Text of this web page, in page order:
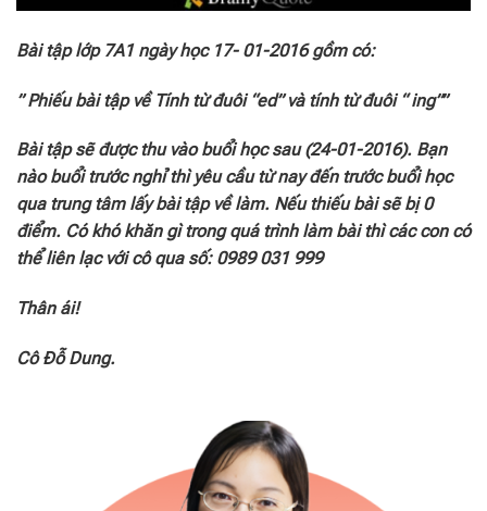
Bài tập lớp 7A1 ngày học 17- 01-2016 gồm có:
” Phiếu bài tập về Tính từ đuôi “ed” và tính từ đuôi “ ing””
Bài tập sẽ được thu vào buổi học sau (24-01-2016). Bạn
nào buổi trước nghỉ thì yêu cầu từ nay đến trước buổi học
qua trung tâm lấy bài tập về làm. Nếu thiếu bài sẽ bị 0
điểm. Có khó khăn gì trong quá trình làm bài thì các con có
thể liên lạc với cô qua số: 0989 031 999
Thân ái!
Cô Đỗ Dung.